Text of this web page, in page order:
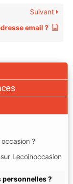
?
Lecoinoccasion
?
Suivant
email ?